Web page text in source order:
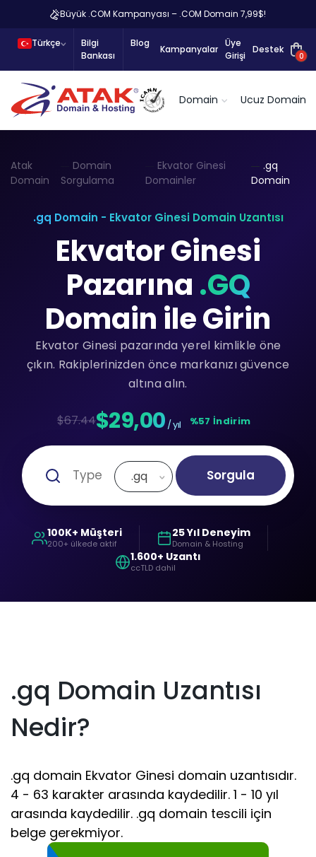
Büyük .COM Kampanyası – .COM Domain 7,99$!
Türkçe
Bilgi
Bankası
Blog
Kampanyalar
Üye
Girişi
Destek
0
Domain Ucuz Domain
Atak
Domain
Domain
Sorgulama
Ekvator Ginesi
Domainler
.gq
Domain
.gq Domain - Ekvator Ginesi Domain Uzantısı
Ekvator Ginesi
Pazarına .GQ
Domain ile Girin
Ekvator Ginesi pazarında yerel kimlikle öne
çıkın. Rakiplerinizden önce markanızı güvence
altına alın.
$67.44$29,00 / yıl %57 İndirim
.gq Sorgula
100K+ Müşteri
200+ ülkede aktif
25 Yıl Deneyim
Domain & Hosting
1.600+ Uzantı
ccTLD dahil
.gq Domain Uzantısı
Nedir?
.gq domain Ekvator Ginesi domain uzantısıdır.
4 - 63 karakter arasında kaydedilir. 1 - 10 yıl
arasında kaydedilir. .gq domain tescili için
belge gerekmiyor.